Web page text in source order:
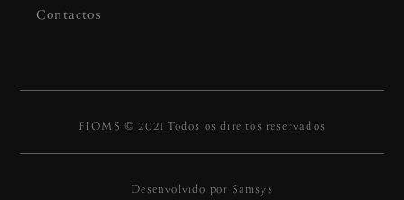
Contactos
FIOMS © 2021 Todos os direitos reservados
Desenvolvido por Samsys